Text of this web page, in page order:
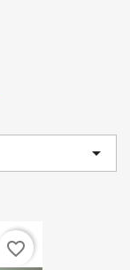

favorite_border